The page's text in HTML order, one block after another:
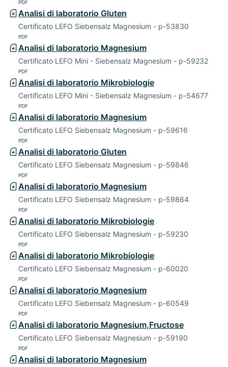
PDF
Analisi di laboratorio Gluten
Certificato LEFO Siebensalz Magnesium - p-53830
PDF
Analisi di laboratorio Magnesium
Certificato LEFO Mini - Siebensalz Magnesium - p-59232
PDF
Analisi di laboratorio Mikrobiologie
Certificato LEFO Mini - Siebensalz Magnesium - p-54677
PDF
Analisi di laboratorio Magnesium
Certificato LEFO Siebensalz Magnesium - p-59616
PDF
Analisi di laboratorio Gluten
Certificato LEFO Siebensalz Magnesium - p-59846
PDF
Analisi di laboratorio Magnesium
Certificato LEFO Siebensalz Magnesium - p-59864
PDF
Analisi di laboratorio Mikrobiologie
Certificato LEFO Siebensalz Magnesium - p-59230
PDF
Analisi di laboratorio Mikrobiologie
Certificato LEFO Siebensalz Magnesium - p-60020
PDF
Analisi di laboratorio Magnesium
Certificato LEFO Siebensalz Magnesium - p-60549
PDF
Analisi di laboratorio Magnesium,Fructose
Certificato LEFO Siebensalz Magnesium - p-59190
PDF
Analisi di laboratorio Magnesium